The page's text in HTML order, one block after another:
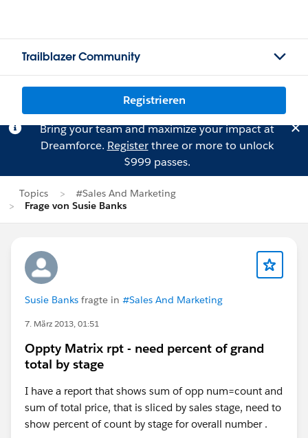
Trailblazer Community
Registrieren
Bring your team and maximize your impact at
Dreamforce. Registerthree or more to unlock
$999 passes.
Topics
#Sales And Marketing
Frage von Susie Banks
Susie Banks fragte in #Sales And Marketing
7. März 2013, 01:51
Oppty Matrix rpt - need percent of grand
total by stage
I have a report that shows sum of opp num=count and
sum of total price, that is sliced by sales stage, need to
show percent of count by stage for overall number .